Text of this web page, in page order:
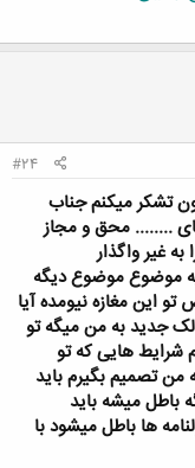
#24
تشکر میکنم جناب
........ محق و مجاز
غیر واگذار
یه موضوع موضوع دیگه
این مغازه نیومده آیا
جدید به من میگه تو
شرایط هایی که تو
من تصمیم بگیرم باید
باطل میشه باید
ها باطل میشود با